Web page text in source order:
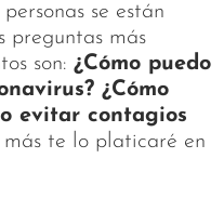
se están
preguntas más
son: ¿Cómo puedo
¿Cómo
evitar contagios
más te lo platicaré en